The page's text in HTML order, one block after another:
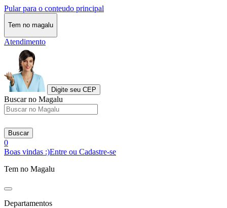
Pular para o conteudo principal
Tem no magalu
Atendimento
Digite seu CEP
Buscar no Magalu
Buscar
0
Boas vindas :)Entre ou Cadastre-se
Tem no Magalu
Departamentos